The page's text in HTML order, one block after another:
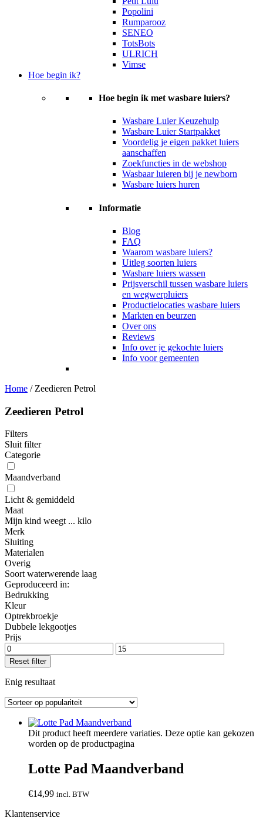
Popolini
Rumparooz
SENEO
TotsBots
ULRICH
Vimse
Hoe begin ik?
Hoe begin ik met wasbare luiers?
Wasbare Luier Keuzehulp
Wasbare Luier Startpakket
Voordelig je eigen pakket luiers
aanschaffen
Zoekfuncties in de webshop
Wasbaar luieren bij je newborn
Wasbare luiers huren
Informatie
Blog
FAQ
Waarom wasbare luiers?
Uitleg soorten luiers
Wasbare luiers wassen
Prijsverschil tussen wasbare luiers
en wegwerpluiers
Productielocaties wasbare luiers
Markten en beurzen
Over ons
Reviews
Info over je gekochte luiers
Info voor gemeenten
Home / Zeedieren Petrol
Zeedieren Petrol
Filters
Sluit filter
Categorie
Maandverband
Licht & gemiddeld
Maat
Mijn kind weegt ... kilo
Merk
Sluiting
Materialen
Overig
Soort waterwerende laag
Geproduceerd in:
Bedrukking
Kleur
Optrekbroekje
Dubbele lekgootjes
Prijs
Reset filter
Enig resultaat
Dit product heeft meerdere variaties. Deze optie kan gekozen
worden op de productpagina
Lotte Pad Maandverband
€14,99 incl. BTW
Klantenservice